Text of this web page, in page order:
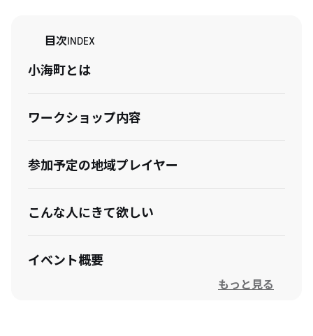
目次INDEX
小海町とは
ワークショップ内容
参加予定の地域プレイヤー
こんな人にきて欲しい
イベント概要
もっと見る